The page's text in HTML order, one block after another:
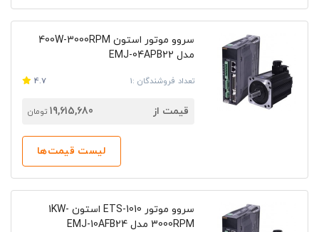
سروو موتور استون 400W-3000RPM
مدل EMJ-04APB22
تعداد فروشندگان :1 4.7
قیمت از 19,615,680 تومان
لیست قیمت‌ها
سروو موتور ETS-1010 استون 1KW-
3000RPM مدل EMJ-10AFB24